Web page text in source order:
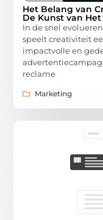
Het Belang van
De Kunst van
In de snel
speelt creativiteit
impactvolle en
reclame
Marketing